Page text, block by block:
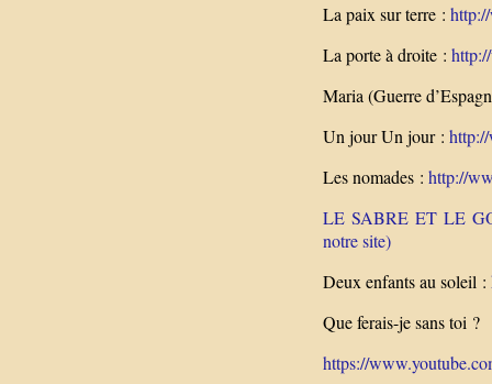
La paix sur terre :
La porte à droite :
Maria (Guerre
Un jour Un jour :
Les nomades : http://
LE SABRE ET LE
notre site)
Deux enfants au soleil :
Que ferais-je sans toi ?
https://